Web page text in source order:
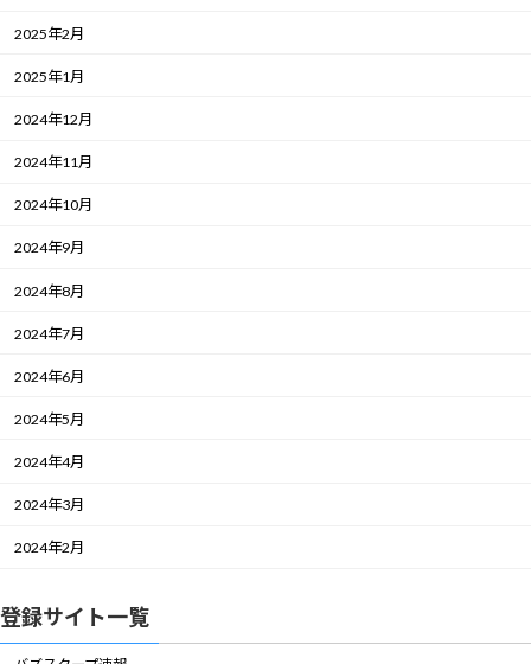
2025年2月
2025年1月
2024年12月
2024年11月
2024年10月
2024年9月
2024年8月
2024年7月
2024年6月
2024年5月
2024年4月
2024年3月
2024年2月
登録サイト一覧